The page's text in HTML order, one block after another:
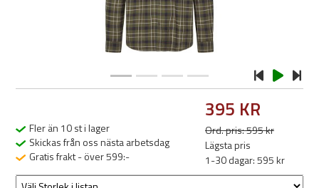
Fler än 10 st i lager
Skickas från oss nästa arbetsdag
Gratis frakt - över 599:-
395 KR
Ord. pris: 595 kr
Lägsta pris
1-30 dagar: 595 kr